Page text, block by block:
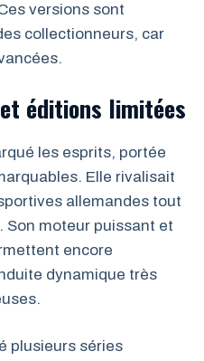
versions sont
collectionneurs, car
éditions limitées
les esprits, portée
Elle rivalisait
allemandes tout
moteur puissant et
encore
dynamique très
plusieurs séries